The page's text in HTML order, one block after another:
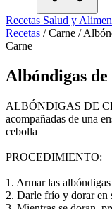
Recetas Salud y
Recetas / Carne /
Carne
Albóndigas
ALBÓNDIGAS DE
acompañadas de una
cebolla
PROCEDIMIENTO:
1. Armar las
2. Darle frío y dorar en